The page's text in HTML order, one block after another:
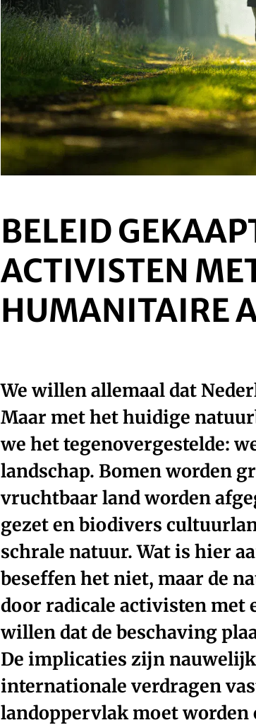
BELEID
ACTIVISTEN
HUMANITAIRE
We willen allemaal dat
Maar met het huidige
we het tegenovergestelde:
landschap. Bomen worden
vruchtbaar land worden
gezet en biodivers
schrale natuur. Wat is hier
beseffen het niet, maar de
door radicale activisten met
willen dat de beschaving
De implicaties zijn
internationale verdragen
landoppervlak moet worden